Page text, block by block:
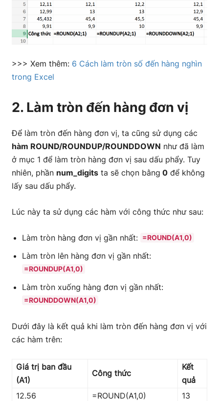
>>> Xem thêm: 6 Cách làm tròn số đến hàng nghìn
trong Excel
2. Làm tròn đến hàng đơn vị
Để làm tròn đến hàng đơn vị, ta cũng sử dụng các
hàm ROUND/ROUNDUP/ROUNDDOWN như đã làm
ở mục 1 để làm tròn hàng đơn vị sau dấu phẩy. Tuy
nhiên, phần num_digits ta sẽ chọn bằng 0 để không
lấy sau dấu phẩy.
Lúc này ta sử dụng các hàm với công thức như sau:
Làm tròn hàng đơn vị gần nhất: =ROUND(A1,0)
Làm tròn lên hàng đơn vị gần nhất:
=ROUNDUP(A1,0)
Làm tròn xuống hàng đơn vị gần nhất:
=ROUNDDOWN(A1,0)
Dưới đây là kết quả khi làm tròn đến hàng đơn vị với
các hàm trên:
Giá trị ban đầu
(A1)
Công thức
Kết
quả
12.56
=ROUND(A1,0)
13